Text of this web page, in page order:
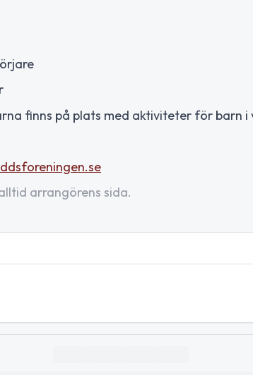
finns på plats med aktiviteter för barn i
arrangörens sida.